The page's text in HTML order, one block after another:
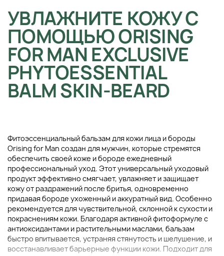
УВЛАЖНИТЕ КОЖУ С
ПОМОЩЬЮ ORISING
FOR MAN EXCLUSIVE
PHYTOESSENTIAL
BALM SKIN-BEARD
Фитоэссенциальный бальзам для кожи лица и бороды
Orising for Man создан для мужчин, которые стремятся
обеспечить своей коже и бороде ежедневный
профессиональный уход. Этот универсальный уходовый
продукт эффективно смягчает, увлажняет и защищает
кожу от раздражений после бритья, одновременно
придавая бороде ухоженный и аккуратный вид. Особенно
рекомендуется для чувствительной, склонной к сухости и
покраснениям кожи. Благодаря активной фитоформуле с
антиоксидантами и растительными маслами, бальзам
быстро впитывается, устраняя стянутость и шелушение, и
восстанавливает барьерные функции кожи. Подходит для